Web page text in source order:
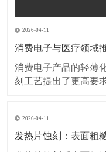
2026-04-11
消费电子与医疗领域
消费电子产品的轻薄
刻工艺提出了更高要
构加工。此外，可穿
增，蚀刻工艺与PVD
2026-04-11
发热片蚀刻：表面粗